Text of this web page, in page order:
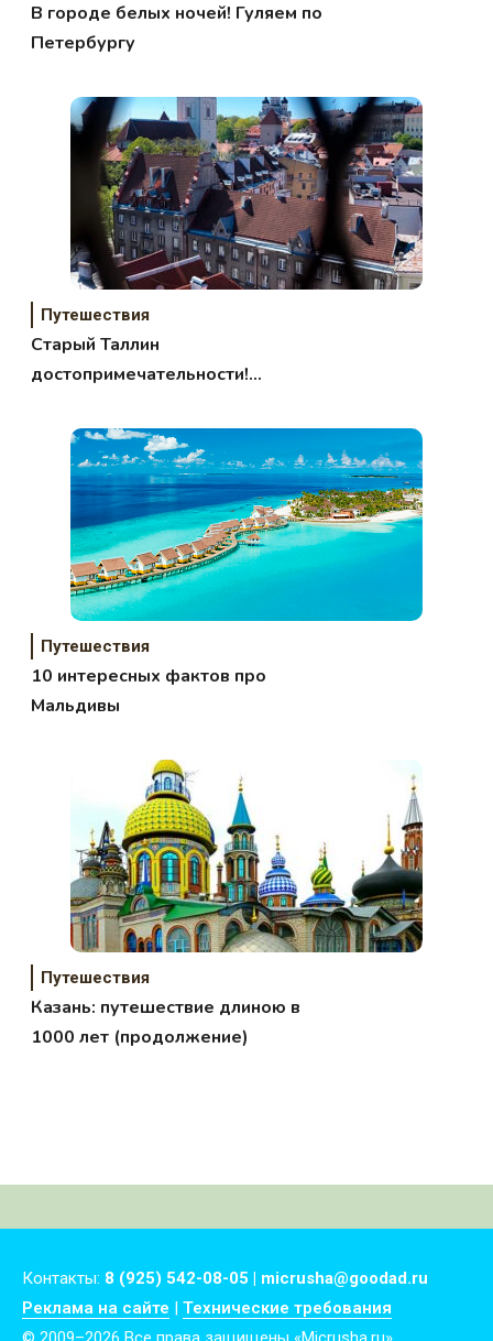
В городе белых ночей! Гуляем по
Петербургу
Путешествия
Старый Таллин
достопримечательности!
Путешествия
10 интересных фактов про
Мальдивы
Путешествия
Казань: путешествие длиною в
1000 лет (продолжение)
Контакты: 8 (925) 542-08-05 | micrusha@goodad.ru
Реклама на сайте | Технические требования